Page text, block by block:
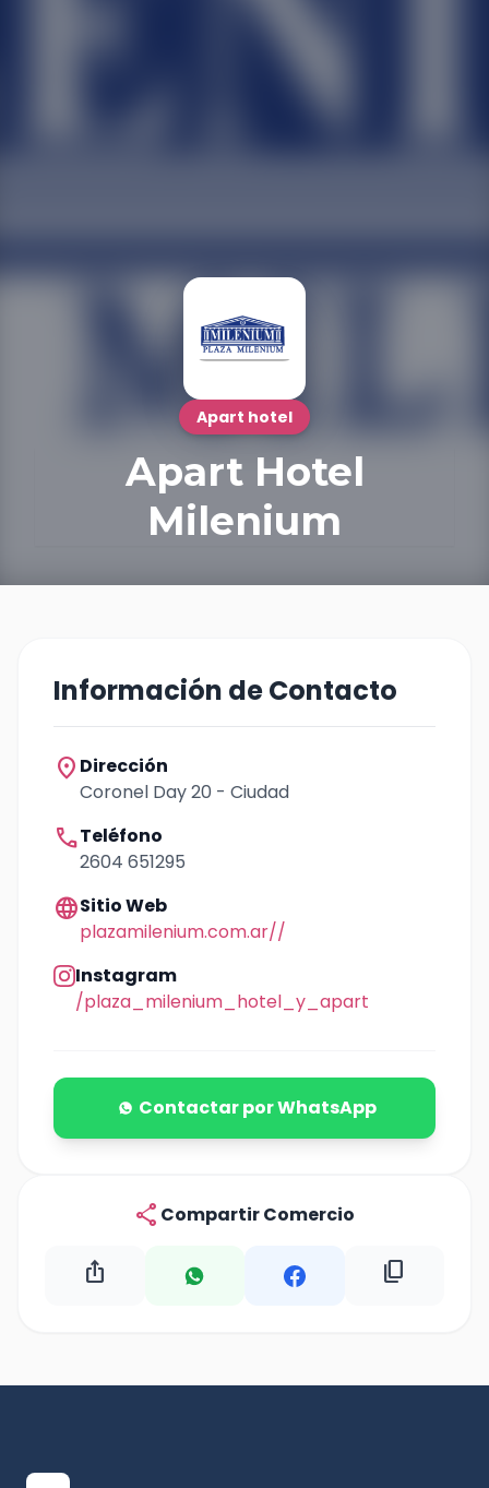
Apart hotel
Apart Hotel
Milenium
Información de Contacto
location_on Dirección
Coronel Day 20 - Ciudad
callTeléfono
2604 651295
languageSitio Web
plazamilenium.com.ar//
Instagram
/plaza_milenium_hotel_y_apart
Contactar por WhatsApp
share Compartir Comercio
ios_share content_copy